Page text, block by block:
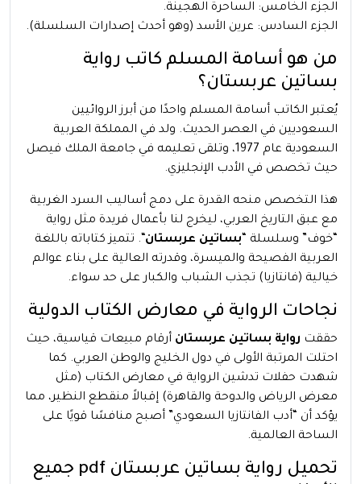
الجزء الخامس: الساحرة الهجينة.
الجزء السادس: عرين الأسد (وهو أحدث إصدارات السلسلة).
من هو أسامة المسلم كاتب رواية
بساتين عربستان؟
يُعتبر الكاتب أسامة المسلم واحدًا من أبرز الروائيين
السعوديين في العصر الحديث. ولد في المملكة العربية
السعودية عام 1977، وتلقى تعليمه في جامعة الملك فيصل
حيث تخصص في الأدب الإنجليزي.
هذا التخصص منحه القدرة على دمج أساليب السرد الغربية
مع عبق التاريخ العربي، ليخرج لنا بأعمال فريدة مثل رواية
“خوف” وسلسلة “ بساتين عربستان “. تتميز كتاباته باللغة
العربية الفصيحة والميسرة، وقدرته العالية على بناء عوالم
خيالية (فانتازيا) تجذب الشباب والكبار على حد سواء.
نجاحات الرواية في معارض الكتاب الدولية
حققت رواية بساتين عربستان أرقام مبيعات قياسية، حيث
احتلت المرتبة الأولى في دول الخليج والوطن العربي. كما
شهدت حفلات تدشين الرواية في معارض الكتاب (مثل
معرض الرياض والدوحة والقاهرة) إقبالاً منقطع النظير، مما
يؤكد أن “أدب الفانتازيا السعودي” أصبح منافسًا قويًا على
الساحة العالمية.
تحميل رواية بساتين عربستان pdf جميع